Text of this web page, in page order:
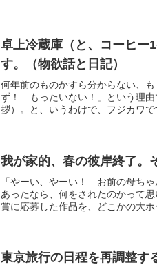
卓上冷蔵庫（と、コーヒー
す。（物欲話と日記）
何年前のものかすら分からない、
ず！ もったいない！」という理由
拶）。と、いうわけで、フジカワ
我が家的、春の彼岸終了。
「やーい、やーい！ お前の母ち
あったなら、何をされたのかって
賞に応募した作品を、どこかの大
東京旅行の日程を再調整す